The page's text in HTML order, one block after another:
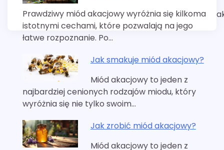
Prawdziwy miód akacjowy wyróżnia się kilkoma
istotnymi cechami, które pozwalają na jego
łatwe rozpoznanie. Po…
Jak smakuje miód akacjowy?
Miód akacjowy to jeden z
najbardziej cenionych rodzajów miodu, który
wyróżnia się nie tylko swoim…
Jak zrobić miód akacjowy?
Miód akacjowy to jeden z